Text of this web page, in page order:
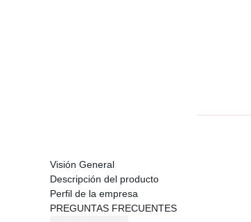
Visión General
Descripción del producto
Perfil de la empresa
PREGUNTAS FRECUENTES